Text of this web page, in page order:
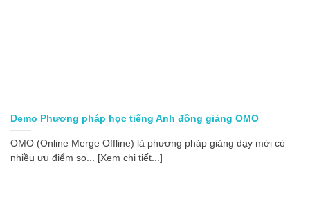
Demo Phương pháp học tiếng Anh đồng giảng OMO
OMO (Online Merge Offline) là phương pháp giảng dạy mới có
nhiều ưu điểm so... [Xem chi tiết...]